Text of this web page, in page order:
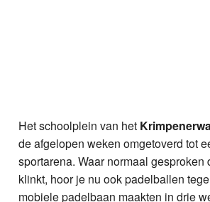
Het schoolplein van het
de afgelopen weken omgetoverd tot
sportarena. Waar normaal gesproken
klinkt, hoor je nu ook padelballen
mobiele padelbaan maakten in drie